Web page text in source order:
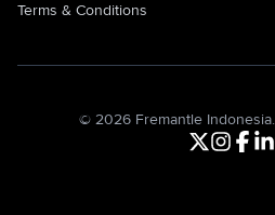
Terms & Conditions
© 2026 Fremantle